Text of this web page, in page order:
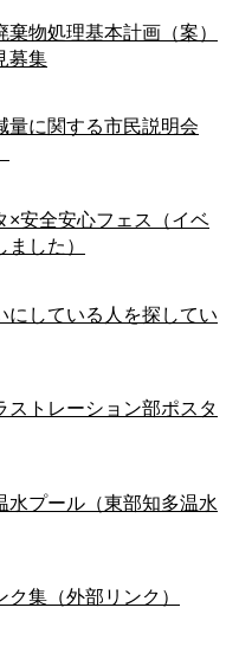
棄物処理基本計画（案）
募集
量に関する市民説明会
×安全安心フェス（イベ
した）
にしている人を探してい
ストレーション部ポスタ
水プール（東部知多温水
集（外部リンク）